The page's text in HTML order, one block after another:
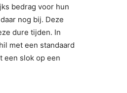
bedrag voor hun
nog bij. Deze
dure tijden. In
met een standaard
een slok op een